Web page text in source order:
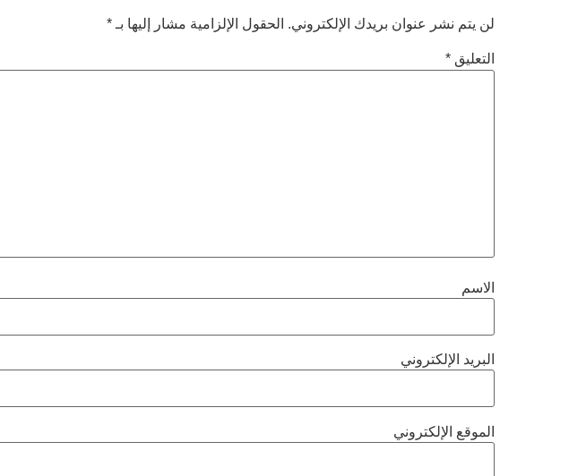
لن يتم نشر عنوان بريدك الإلكتروني. الحقول الإلزامية مشار إليها بـ *
التعليق *
الاسم
البريد الإلكتروني
الموقع الإلكتروني